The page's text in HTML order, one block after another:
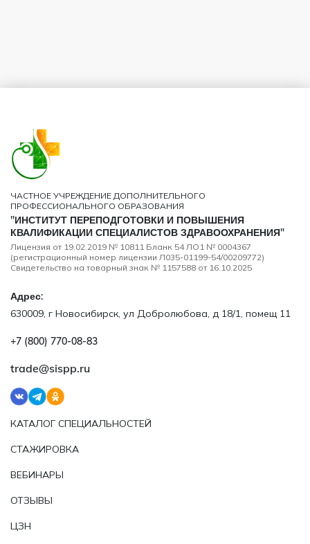
ЧАСТНОЕ УЧРЕЖДЕНИЕ ДОПОЛНИТЕЛЬНОГО
ПРОФЕССИОНАЛЬНОГО ОБРАЗОВАНИЯ
"ИНСТИТУТ ПЕРЕПОДГОТОВКИ И ПОВЫШЕНИЯ
КВАЛИФИКАЦИИ СПЕЦИАЛИСТОВ ЗДРАВООХРАНЕНИЯ"
Лицензия от 19.02.2019 № 10811 Бланк 54 ЛО1 № 0004367
(регистрационный номер лицензии Л035-01199-54/00209772)
Свидетельство на товарный знак № 1157588 от 16.10.2025
Адрес:
630009, г Новосибирск, ул Добролюбова, д 18/1, помещ 11
+7 (800) 770‑08‑83
trade@sispp.ru
КАТАЛОГ СПЕЦИАЛЬНОСТЕЙ
СТАЖИРОВКА
ВЕБИНАРЫ
ОТЗЫВЫ
ЦЗН